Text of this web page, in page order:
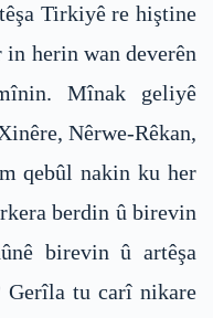
Tirkiyê re hiştine
in herin wan deverên
Mînak geliyê
Nêrwe-Rêkan,
qebûl nakin ku her
berdin û birevin
birevin û artêşa
Gerîla tu carî nikare